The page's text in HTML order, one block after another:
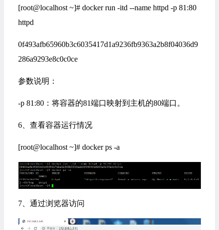
[root@localhost ~]# docker run -itd --name httpd -p 81:80
httpd
0f493afb65960b3c6035417d1a9236fb9363a2b8f04036d9
286a9293e8c0c0ce
参数说明：
-p 81:80：将容器的81端口映射到主机的80端口。
6、查看容器运行情况
[root@localhost ~]# docker ps -a
7、通过浏览器访问